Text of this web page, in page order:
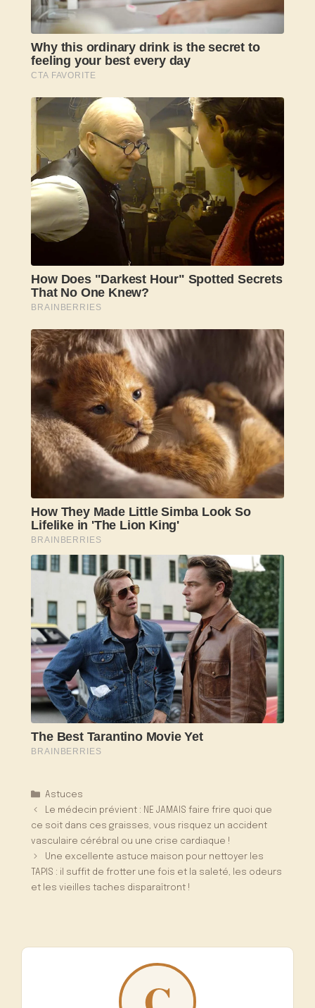
Catégories
Astuces
Le médecin prévient : NE JAMAIS faire frire quoi que
ce soit dans ces graisses, vous risquez un accident
vasculaire cérébral ou une crise cardiaque !
Une excellente astuce maison pour nettoyer les
TAPIS : il suffit de frotter une fois et la saleté, les odeurs
et les vieilles taches disparaîtront !